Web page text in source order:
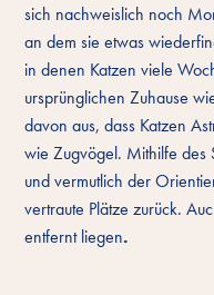
sich nachweislich noch
an dem sie etwas
in denen Katzen viele
ursprünglichen Zuhause
davon aus, dass Katzen
wie Zugvögel. Mithilfe des
und vermutlich der
vertraute Plätze zurück.
entfernt liegen.